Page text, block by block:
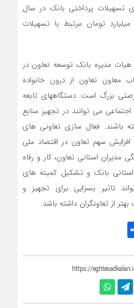
تسهیلات پرداختی بانک در سال
حدود ۲۰ هزار میلیارد تومان مرتبط با تسهیلات
مدیره بانک توسعه تعاون در
معاون تعاون از درون خانواده
بزرگ است. دستگاههای تابعه
اجتماعی می توانند در تجهیز منابع
باشند. فعال سازی تعاونی های
افزایش سهم تعاون در اقتصاد ملی
استانی تعاون، کار و رفاه
بانک و تشکیل کمیته های
تاثیر بسزایی برای تجهیز و
از تعاونگران داشته باشد.
https://